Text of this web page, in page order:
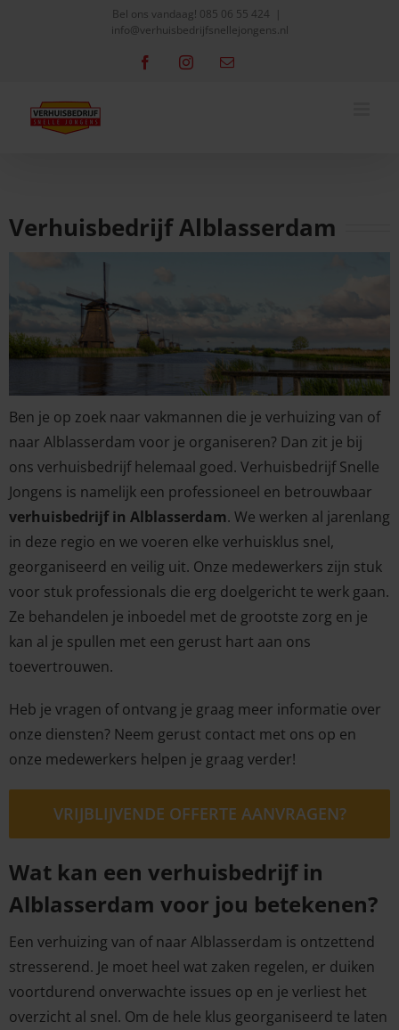
Bel ons vandaag! 085 06 55 424
info@verhuisbedrijfsnellejongens.nl
FacebookInstagramEmail
Verhuisbedrijf Alblasserdam
Ben je op zoek naar vakmannen die je verhuizing van of
naar Alblasserdam voor je organiseren? Dan zit je bij
ons verhuisbedrijf helemaal goed. Verhuisbedrijf Snelle
Jongens is namelijk een professioneel en betrouwbaar
verhuisbedrijf in Alblasserdam. We werken al jarenlang
in deze regio en we voeren elke verhuisklus snel,
georganiseerd en veilig uit. Onze medewerkers zijn stuk
voor stuk professionals die erg doelgericht te werk gaan.
Ze behandelen je inboedel met de grootste zorg en je
kan al je spullen met een gerust hart aan ons
toevertrouwen.
Heb je vragen of ontvang je graag meer informatie over
onze diensten? Neem gerust contact met ons op en
onze medewerkers helpen je graag verder!
VRIJBLIJVENDE OFFERTE AANVRAGEN?
Wat kan een verhuisbedrijf in
Alblasserdam voor jou betekenen?
Een verhuizing van of naar Alblasserdam is ontzettend
stresserend. Je moet heel wat zaken regelen, er duiken
voortdurend onverwachte issues op en je verliest het
overzicht al snel. Om de hele klus georganiseerd te laten